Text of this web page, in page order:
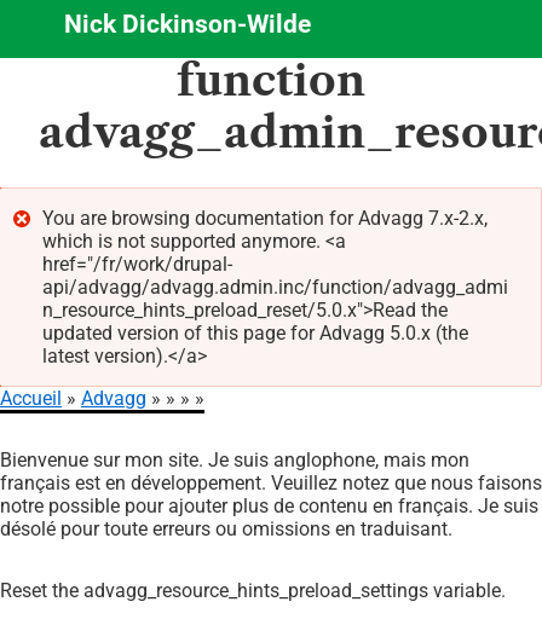
Aller
principal
Nick Dickinson-Wilde
function
Message
d'erreur
You are browsing documentation for Advagg 7.x-2.x,
which is not supported anymore. <a
href="/fr/work/drupal-
api/advagg/advagg.admin.inc/function/advagg_admi
n_resource_hints_preload_reset/5.0.x">Read the
updated version of this page for Advagg 5.0.x (the
latest version).</a>
d'Ariane
Accueil Advagg
Bienvenue sur mon site. Je suis anglophone, mais mon
français est en développement. Veuillez notez que nous faisons
notre possible pour ajouter plus de contenu en français. Je suis
désolé pour toute erreurs ou omissions en traduisant.
Reset the advagg_resource_hints_preload_settings variable.